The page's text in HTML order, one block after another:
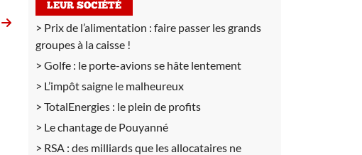
LEUR SOCIÉTÉ
Prix de l’alimentation : faire passer les grands
groupes à la caisse !
Golfe : le porte-avions se hâte lentement
L’impôt saigne le malheureux
TotalEnergies : le plein de profits
Le chantage de Pouyanné
RSA : des milliards que les allocataires ne